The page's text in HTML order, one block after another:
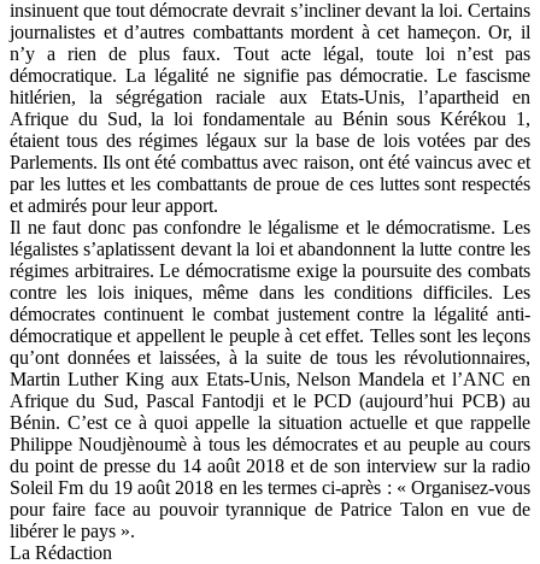
insinuent que tout démocrate devrait s’incliner devant la loi. Certains
journalistes et d’autres combattants mordent à cet hameçon. Or, il
n’y a rien de plus faux. Tout acte légal, toute loi n’est pas
démocratique. La légalité ne signifie pas démocratie. Le fascisme
hitlérien, la ségrégation raciale aux Etats-Unis, l’apartheid en
Afrique du Sud, la loi fondamentale au Bénin sous Kérékou 1,
étaient tous des régimes légaux sur la base de lois votées par des
Parlements. Ils ont été combattus avec raison, ont été vaincus avec et
par les luttes et les combattants de proue de ces luttes sont respectés
et admirés pour leur apport.
Il ne faut donc pas confondre le légalisme et le démocratisme. Les
légalistes s’aplatissent devant la loi et abandonnent la lutte contre les
régimes arbitraires. Le démocratisme exige la poursuite des combats
contre les lois iniques, même dans les conditions difficiles. Les
démocrates continuent le combat justement contre la légalité anti-
démocratique et appellent le peuple à cet effet. Telles sont les leçons
qu’ont données et laissées, à la suite de tous les révolutionnaires,
Martin Luther King aux Etats-Unis, Nelson Mandela et l’ANC en
Afrique du Sud, Pascal Fantodji et le PCD (aujourd’hui PCB) au
Bénin. C’est ce à quoi appelle la situation actuelle et que rappelle
Philippe Noudjènoumè à tous les démocrates et au peuple au cours
du point de presse du 14 août 2018 et de son interview sur la radio
Soleil Fm du 19 août 2018 en les termes ci-après : « Organisez-vous
pour faire face au pouvoir tyrannique de Patrice Talon en vue de
libérer le pays ».
La Rédaction